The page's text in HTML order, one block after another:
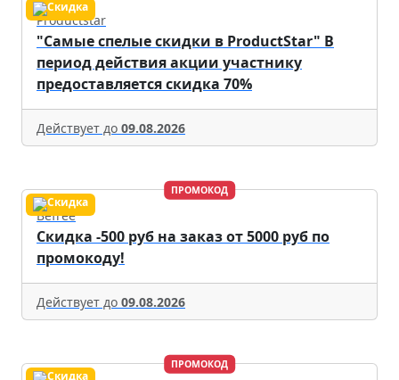
Productstar
"Самые спелые скидки в ProductStar" В
период действия акции участнику
предоставляется скидка 70%
Действует до 09.08.2026
ПРОМОКОД
Befree
Скидка -500 руб на заказ от 5000 руб по
промокоду!
Действует до 09.08.2026
ПРОМОКОД